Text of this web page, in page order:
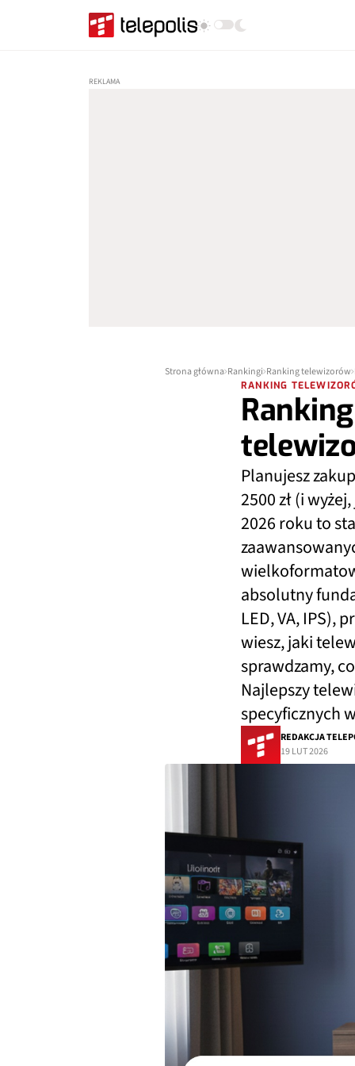
Strona główna Rankingi Ranking telewizorów
RANKING
Planujesz
2500 zł (i
2026 roku to
absolutny
LED, VA, IPS),
wiesz, jaki
sprawdzamy,
Najlepszy
specyficznych
REDAKCJA
19 LUT 2026